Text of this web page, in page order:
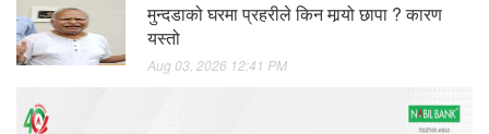
मुन्दडाको घरमा प्रहरीले किन मार्‍यो छापा ? कारण
यस्तो
Aug 03, 2026 12:41 PM